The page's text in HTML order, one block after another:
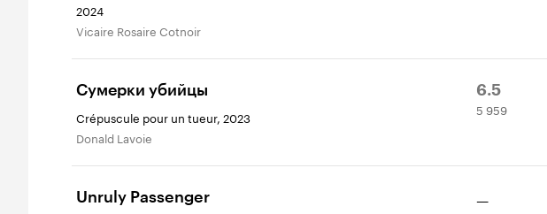
2024
Vicaire Rosaire Cotnoir
Сумерки убийцы
Crépuscule pour un tueur, 2023
Donald Lavoie
Рейтинг
Кинопоиска
6.5
5
959
5 959
Unruly Passenger —